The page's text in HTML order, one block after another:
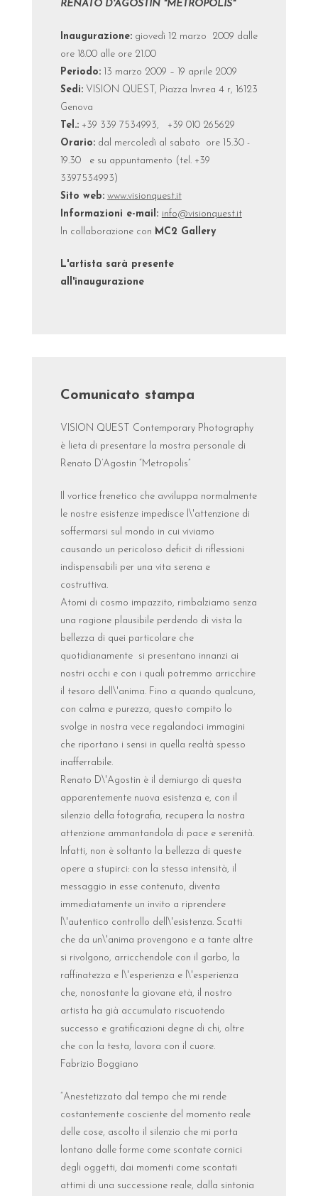
RENATO D'AGOSTIN "METROPOLIS"
Inaugurazione:giovedì 12 marzo 2009 dalle
ore 18.00 alle ore 21.00
Periodo:13 marzo 2009 – 19 aprile 2009
Sedi:VISION QUEST, Piazza Invrea 4 r, 16123
Genova
Tel.:+39 339 7534993, +39 010 265629
Orario:dal mercoledì al sabato ore 15.30 -
19.30 e su appuntamento (tel. +39
3397534993)
Sito web: www.visionquest.it
Informazioni e-mail: info@visionquest.it
In collaborazione con MC2 Gallery
L'artista sarà presente
all'inaugurazione
Comunicato stampa
VISION QUEST Contemporary Photography
è lieta di presentare la mostra personale di
Renato D’Agostin “Metropolis”
Il vortice frenetico che avviluppa normalmente
le nostre esistenze impedisce l\'attenzione di
soffermarsi sul mondo in cui viviamo
causando un pericoloso deficit di riflessioni
indispensabili per una vita serena e
costruttiva.
Atomi di cosmo impazzito, rimbalziamo senza
una ragione plausibile perdendo di vista la
bellezza di quei particolare che
quotidianamente si presentano innanzi ai
nostri occhi e con i quali potremmo arricchire
il tesoro dell\'anima. Fino a quando qualcuno,
con calma e purezza, questo compito lo
svolge in nostra vece regalandoci immagini
che riportano i sensi in quella realtà spesso
inafferrabile.
Renato D\'Agostin è il demiurgo di questa
apparentemente nuova esistenza e, con il
silenzio della fotografia, recupera la nostra
attenzione ammantandola di pace e serenità.
Infatti, non è soltanto la bellezza di queste
opere a stupirci: con la stessa intensità, il
messaggio in esse contenuto, diventa
immediatamente un invito a riprendere
l\'autentico controllo dell\'esistenza. Scatti
che da un\'anima provengono e a tante altre
si rivolgono, arricchendole con il garbo, la
raffinatezza e l\'esperienza e l\'esperienza
che, nonostante la giovane età, il nostro
artista ha già accumulato riscuotendo
successo e gratificazioni degne di chi, oltre
che con la testa, lavora con il cuore.
Fabrizio Boggiano
“Anestetizzato dal tempo che mi rende
costantemente cosciente del momento reale
delle cose, ascolto il silenzio che mi porta
lontano dalle forme come scontate cornici
degli oggetti, dai momenti come scontati
attimi di una successione reale, dalla sintonia